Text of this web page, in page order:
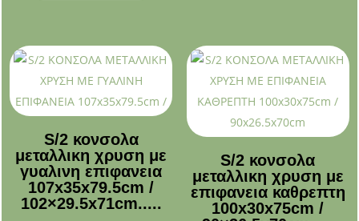
S/2 κονσολα
μεταλλικη χρυση με
γυαλινη επιφανεια
107x35x79.5cm /
102×29.5x71cm.....
S/2 κονσολα
μεταλλικη χρυση με
επιφανεια καθρεπτη
100x30x75cm /